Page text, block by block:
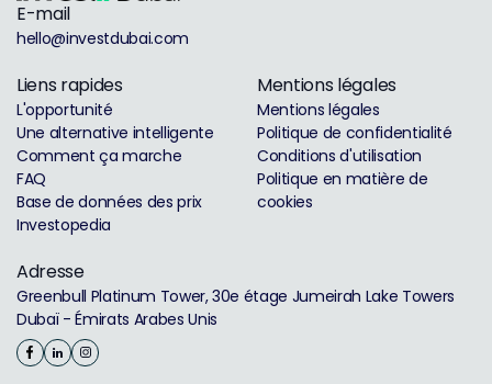
E-mail
hello@investdubai.com
Liens rapides
L'opportunité
Une alternative intelligente
Comment ça marche
FAQ
Base de données des prix
Investopedia
Mentions légales
Mentions légales
Politique de confidentialité
Conditions d'utilisation
Politique en matière de
cookies
Adresse
Greenbull Platinum Tower, 30e étage Jumeirah Lake Towers
Dubaï - Émirats Arabes Unis